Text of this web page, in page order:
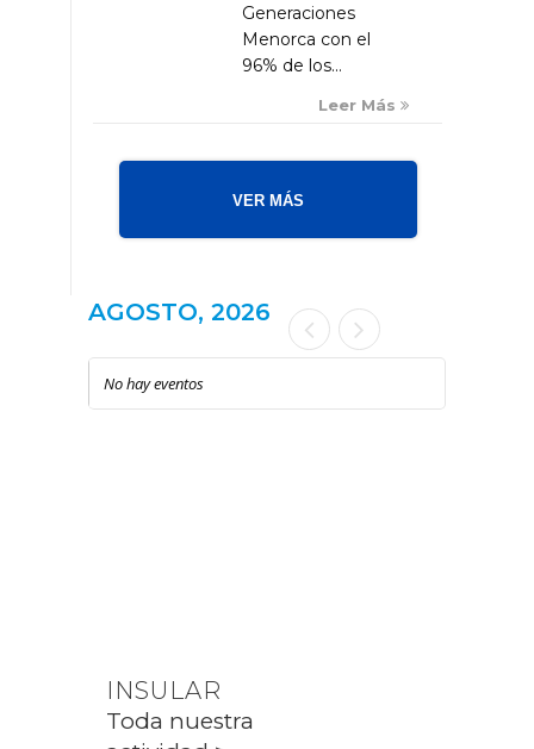
Generaciones
Menorca con el
96% de los...
Leer Más
VER MÁS
AGOSTO, 2026
No hay eventos
INSULAR
Toda nuestra